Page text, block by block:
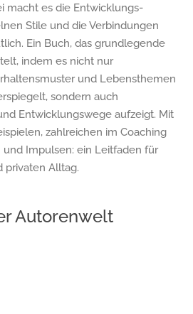
macht es die Entwicklungs-
Stile und die Verbindungen
Ein Buch, das grundlegende
indem es nicht nur
und Lebensthemen
sondern auch
Entwicklungswege aufzeigt. Mit
zahlreichen im Coaching
Impulsen: ein Leitfaden für
privaten Alltag.
Autorenwelt